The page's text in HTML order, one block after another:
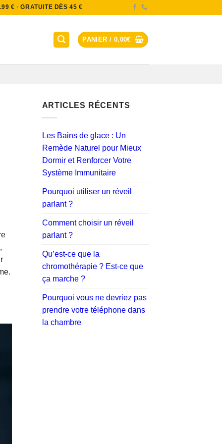
€ · GRATUITE DÈS 45 €
PANIER / 0,00€
ARTICLES RÉCENTS
Les Bains de glace : Un
Remède Naturel pour Mieux
Dormir et Renforcer Votre
Système Immunitaire
Pourquoi utiliser un réveil
parlant ?
Comment choisir un réveil
parlant ?
Qu’est-ce que la
chromothérapie ? Est-ce que
ça marche ?
Pourquoi vous ne devriez pas
prendre votre téléphone dans
la chambre